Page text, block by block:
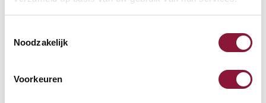
Noodzakelijk
Voorkeuren